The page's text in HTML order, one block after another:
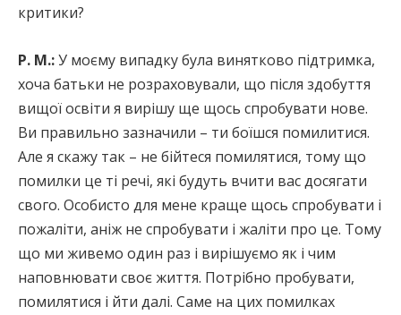
критики?
Р. М.:У моєму випадку була винятково підтримка,
хоча батьки не розраховували, що після здобуття
вищої освіти я вирішу ще щось спробувати нове.
Ви правильно зазначили – ти боїшся помилитися.
Але я скажу так – не бійтеся помилятися, тому що
помилки це ті речі, які будуть вчити вас досягати
свого. Особисто для мене краще щось спробувати і
пожаліти, аніж не спробувати і жаліти про це. Тому
що ми живемо один раз і вирішуємо як і чим
наповнювати своє життя. Потрібно пробувати,
помилятися і йти далі. Саме на цих помилках